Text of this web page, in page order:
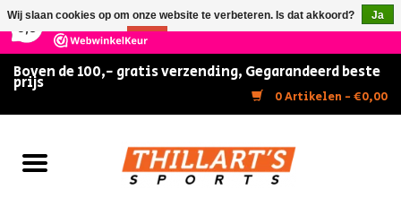
147 Reviews ×
Boven de 100,- gratis verzending, Gegarandeerd beste
prijs
0 Artikelen - €0,00
Home
Wij slaan cookies op om onze website te verbeteren. Is dat akkoord?
Ja
Nee